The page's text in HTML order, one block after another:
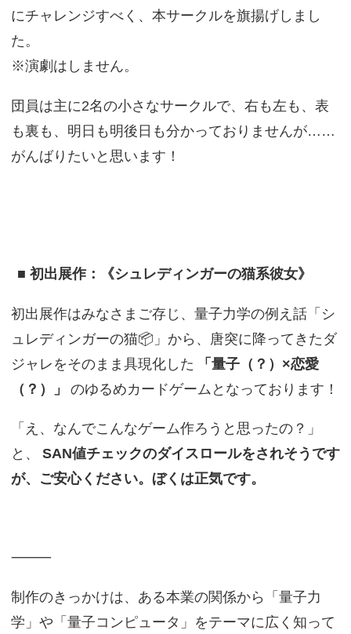
にチャレンジすべく、本サークルを旗揚げしまし
た。
※演劇はしません。
団員は主に2名の小さなサークルで、右も左も、表
も裏も、明日も明後日も分かっておりませんが……
がんばりたいと思います！
■ 初出展作：《シュレディンガーの猫系彼女》
初出展作はみなさまご存じ、量子力学の例え話「シ
ュレディンガーの猫📦」から、唐突に降ってきたダ
ジャレをそのまま具現化した
「量子（？）×恋愛
（？）」
のゆるめカードゲームとなっております！
「え、なんでこんなゲーム作ろうと思ったの？」
と、
SAN値チェックのダイスロールをされそうです
が、ご安心ください。ぼくは正気です。
⸻
制作のきっかけは、ある本業の関係から「量子力
学」や「量子コンピュータ」をテーマに広く知って